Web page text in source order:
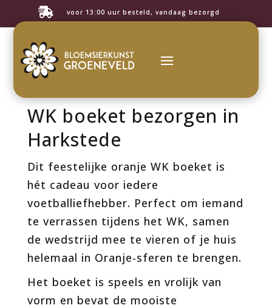
 voor 13:00 uur besteld, vandaag bezorgd
WK boeket bezorgen in
Harkstede
Dit feestelijke oranje WK boeket is
hét cadeau voor iedere
voetballiefhebber. Perfect om iemand
te verrassen tijdens het WK, samen
de wedstrijd mee te vieren of je huis
helemaal in Oranje-sferen te brengen.
Het boeket is speels en vrolijk van
vorm en bevat de mooiste